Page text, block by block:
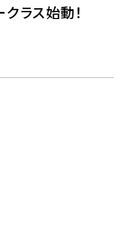
ラス始動！